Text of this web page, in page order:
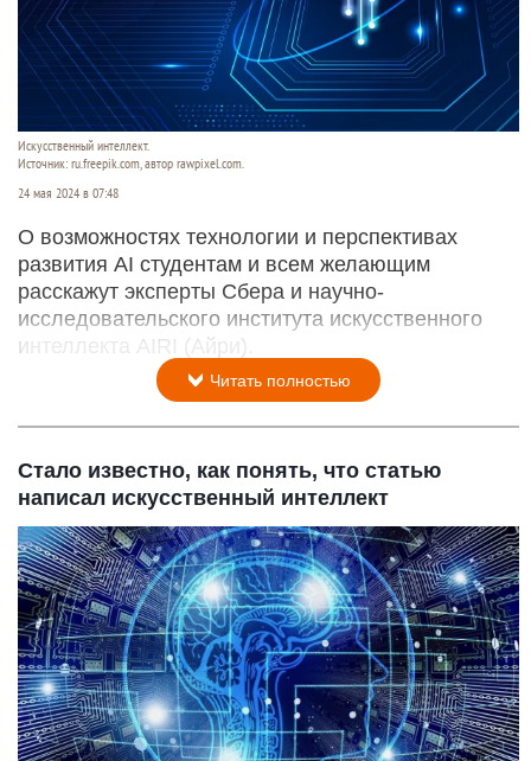
Искусственный интеллект.
Источник: ru.freepik.com, автор rawpixel.com.
24 мая 2024 в 07:48
О возможностях технологии и перспективах
развития AI студентам и всем желающим
расскажут эксперты Сбера и научно-
исследовательского института искусственного
интеллекта AIRI (Айри).
Читать полностью
Стало известно, как понять, что статью
написал искусственный интеллект